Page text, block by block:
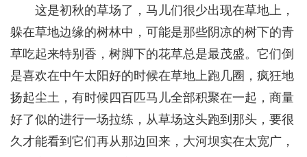
这是初秋的草场了，马儿们很少出现在草地上，
躲在草地边缘的树林中，可能是那些阴凉的树下的青
草吃起来特别香，树脚下的花草总是最茂盛。它们倒
是喜欢在中午太阳好的时候在草地上跑几圈，疯狂地
扬起尘土，有时候四百匹马儿全部积聚在一起，商量
好了似的进行一场拉练，从草场这头跑到那头，要很
久才能看到它们再从那边回来，大河坝实在太宽广，